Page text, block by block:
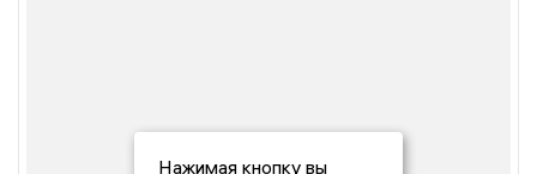
Нажимая кнопку вы